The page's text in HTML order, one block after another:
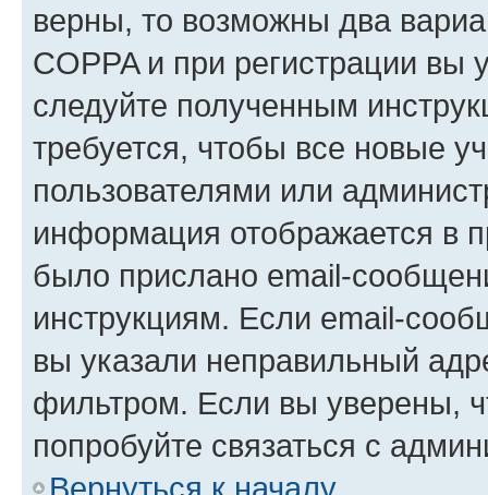
верны, то возможны два
COPPA и при регистрации вы
следуйте полученным
требуется, чтобы все новые
пользователями или
информация отображается в
было прислано email-
инструкциям. Если email-
вы указали неправильный
фильтром. Если вы уверены,
попробуйте связаться с
Вернуться к началу